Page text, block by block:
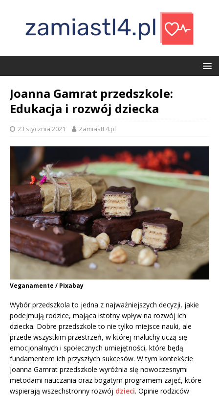
Joanna Gamrat przedszkole:
Edukacja i rozwój dziecka
23 stycznia 2021 ZamiastL4.pl
Veganamente / Pixabay
Wybór przedszkola to jedna z najważniejszych decyzji, jakie
podejmują rodzice, mająca istotny wpływ na rozwój ich
dziecka. Dobre przedszkole to nie tylko miejsce nauki, ale
przede wszystkim przestrzeń, w której maluchy uczą się
emocjonalnych i społecznych umiejętności, które będą
fundamentem ich przyszłych sukcesów. W tym kontekście
Joanna Gamrat przedszkole wyróżnia się nowoczesnymi
metodami nauczania oraz bogatym programem zajęć, które
wspierają wszechstronny rozwój dzieci. Opinie rodziców